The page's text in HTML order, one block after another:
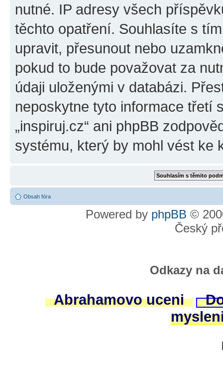
nutné. IP adresy všech
těchto opatření. Souhlasíte s
upravit, přesunout nebo
pokud to bude považovat za
údaji uloženými v databázi.
neposkytne tyto informace třetí
„inspiruj.cz“ ani phpBB
systému, který by mohl vést ke
Obsah fóra
Powered by phpBB ©
Český
Odkazy na
Abrahamovo uceni